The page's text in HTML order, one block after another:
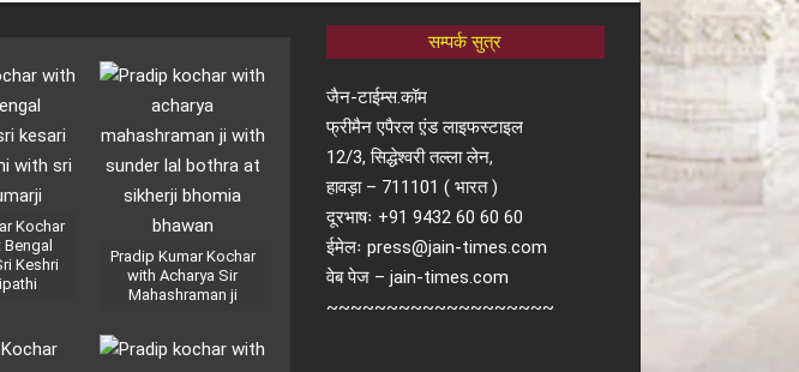
Kochar
Keshri
Pradip Kumar Kochar
with Acharya Sir
Mahashraman ji
सम्पर्क सुत्र
जैन-टाईम्स.कॉम
फ्रीमैन एपैरल ए़ंड लाइफस्टाइल
12/3, सिद्धेश्वरी तल्ला लेन,
हावड़ा – 711101 ( भारत )
दूरभाषः +91 9432 60 60 60
ईमेलः press@jain-times.com
वेब पेज – jain-times.com
~~~~~~~~~~~~~~~~~~~